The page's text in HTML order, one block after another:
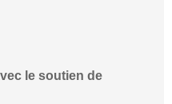
le soutien de